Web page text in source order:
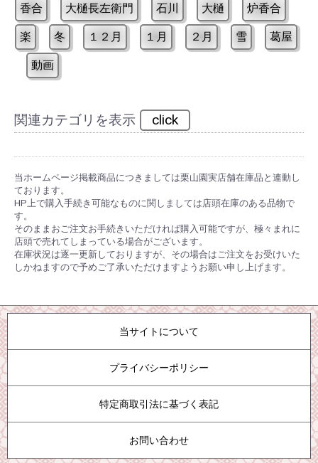
香合 大樋長左衛門 石川 大樋 炉香合
楽 冬 １２月 １月 ２月 雪 葛屋
動画
関連カテゴリを表示 click
当ホームページ掲載商品につきましては栗山園実店舗在庫品と連動し
ております。
HP上で購入手続き可能なものに関しましては店頭在庫のある品物で
す。
そのままおご注文お手続きいただければ購入可能ですが、極々まれに
店頭で売れてしまっている場合がございます。
在庫状況は逐一更新しておりますが、その場合はご注文をお受けいた
しかねますので予めご了承いただけますようお願い申し上げます。
当サイトについて
プライバシーポリシー
特定商取引法に基づく表記
お問い合わせ